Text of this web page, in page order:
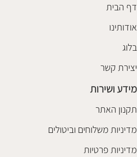
דף הבית
אודותינו
בלוג
יצירת קשר
מידע ושירות
תקנון האתר
מדיניות משלוחים וביטולים
מדיניות פרטיות